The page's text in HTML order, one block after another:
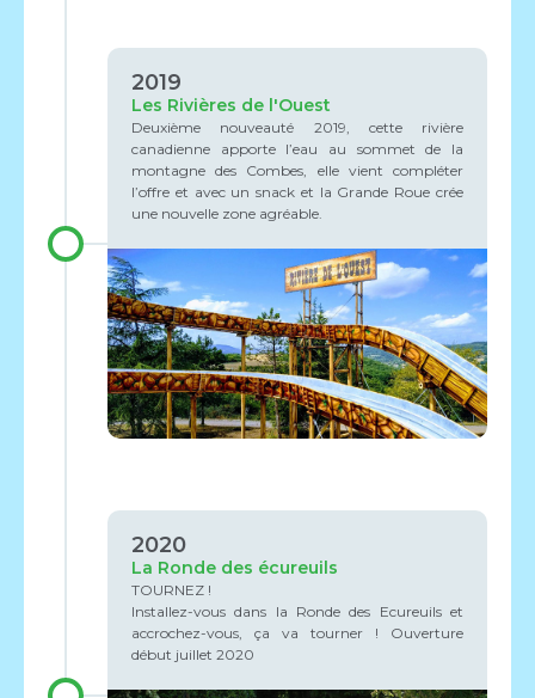
2019
Les Rivières de l'Ouest
Deuxième nouveauté 2019, cette rivière
canadienne apporte l’eau au sommet de la
montagne des Combes, elle vient compléter
l’offre et avec un snack et la Grande Roue crée
une nouvelle zone agréable.
2020
La Ronde des écureuils
TOURNEZ !
Installez-vous dans la Ronde des Ecureuils et
accrochez-vous, ça va tourner ! Ouverture
début juillet 2020